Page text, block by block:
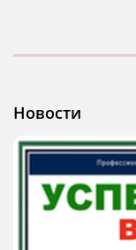
Новости